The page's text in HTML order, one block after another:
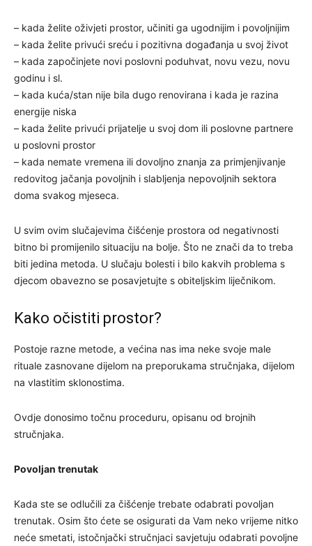
– kada želite oživjeti prostor, učiniti ga ugodnijim i povoljnijim
– kada želite privući sreću i pozitivna događanja u svoj život
– kada započinjete novi poslovni poduhvat, novu vezu, novu
godinu i sl.
– kada kuća/stan nije bila dugo renovirana i kada je razina
energije niska
– kada želite privući prijatelje u svoj dom ili poslovne partnere
u poslovni prostor
– kada nemate vremena ili dovoljno znanja za primjenjivanje
redovitog jačanja povoljnih i slabljenja nepovoljnih sektora
doma svakog mjeseca.
U svim ovim slučajevima čišćenje prostora od negativnosti
bitno bi promijenilo situaciju na bolje. Što ne znači da to treba
biti jedina metoda. U slučaju bolesti i bilo kakvih problema s
djecom obavezno se posavjetujte s obiteljskim liječnikom.
Kako očistiti prostor?
Postoje razne metode, a većina nas ima neke svoje male
rituale zasnovane dijelom na preporukama stručnjaka, dijelom
na vlastitim sklonostima.
Ovdje donosimo točnu proceduru, opisanu od brojnih
stručnjaka.
Povoljan trenutak
Kada ste se odlučili za čišćenje trebate odabrati povoljan
trenutak. Osim što ćete se osigurati da Vam neko vrijeme nitko
neće smetati, istočnjački stručnjaci savjetuju odabrati povoljne